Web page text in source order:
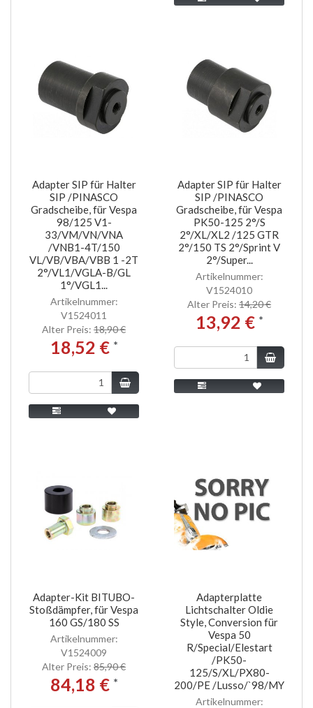
Adapter SIP für Halter
SIP /PINASCO
Gradscheibe, für Vespa
98/125 V1-
33/VM/VN/VNA
/VNB1-4T/150
VL/VB/VBA/VBB 1 -2T
2°/VL1/VGLA-B/GL
1°/VGL1...
Artikelnummer:
V1524011
Alter Preis: 18,90 €
18,52 € *
Adapter SIP für Halter
SIP /PINASCO
Gradscheibe, für Vespa
PK50-125 2°/S
2°/XL/XL2 /125 GTR
2°/150 TS 2°/Sprint V
2°/Super...
Artikelnummer:
V1524010
Alter Preis: 14,20 €
13,92 € *
Adapter-Kit BITUBO-
Stoßdämpfer, für Vespa
160 GS/180 SS
Artikelnummer:
V1524009
Alter Preis: 85,90 €
84,18 € *
Adapterplatte
Lichtschalter Oldie
Style, Conversion für
Vespa 50
R/Special/Elestart
/PK50-
125/S/XL/PX80-
200/PE /Lusso/`98/MY
Artikelnummer: